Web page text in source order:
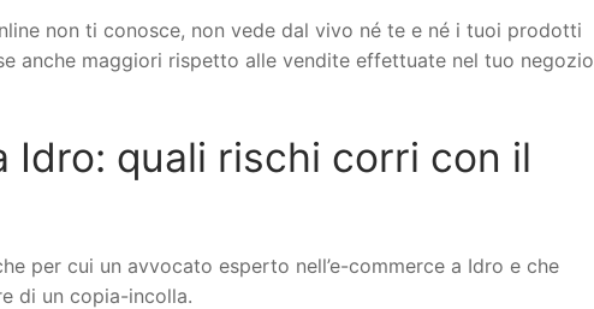
non ti conosce, non vede dal vivo né te e né i tuoi prodotti
anche maggiori rispetto alle vendite effettuate nel tuo negozio
Idro: quali rischi corri con il
per cui un avvocato esperto nell’e-commerce a Idro e che
di un copia-incolla.